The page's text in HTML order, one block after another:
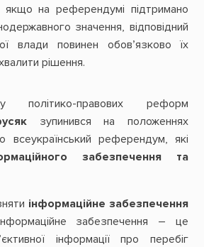
якщо на референдумі підтримано
значення, відповідний
влади повинен обов’язково їх
рішення.
політико-правових реформ
зупинився на положеннях
всеукраїнський референдум, які
забезпечення та
інформаційне забезпечення
забезпечення – це
інформації про перебіг